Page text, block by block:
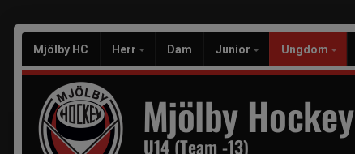
Mjölby HC Herr Dam Junior Ungdom
Mjölby Hockey
U14 (Team -13)